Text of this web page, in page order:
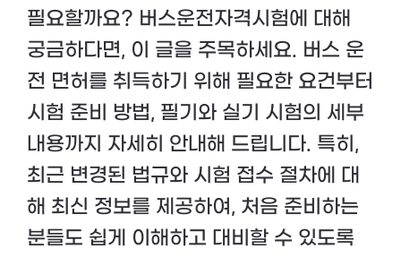
필요할까요? 버스운전자격시험에 대해
궁금하다면, 이 글을 주목하세요. 버스 운
전 면허를 취득하기 위해 필요한 요건부터
시험 준비 방법, 필기와 실기 시험의 세부
내용까지 자세히 안내해 드립니다. 특히,
최근 변경된 법규와 시험 접수 절차에 대
해 최신 정보를 제공하여, 처음 준비하는
분들도 쉽게 이해하고 대비할 수 있도록